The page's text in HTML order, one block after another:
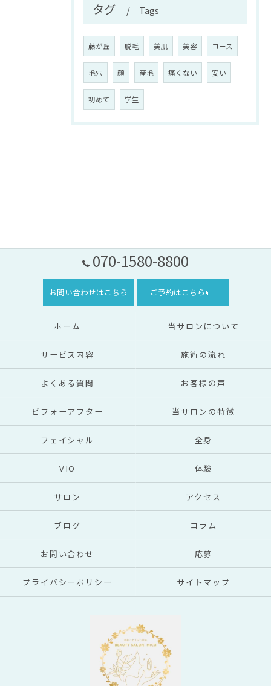
タグ Tags
藤が丘 脱毛 美肌 美容 コース
毛穴 顔 産毛 痛くない 安い
初めて 学生
070-1580-8800
お問い合わせはこちら ご予約はこちら
ホーム 当サロンについて
サービス内容 施術の流れ
よくある質問 お客様の声
ビフォーアフター 当サロンの特徴
フェイシャル 全身
VIO 体験
サロン アクセス
ブログ コラム
お問い合わせ 応募
プライバシーポリシー サイトマップ